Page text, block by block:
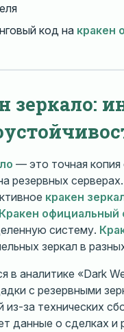
код на кракен
зеркало:
— это точная копия
резервных
кракен
Кракен официальный
систему.
зеркал в
в аналитике «Dark
с резервными
из-за технических
данные о сделках и